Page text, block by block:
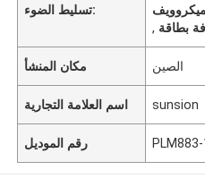
تسليط الضوء:
,
مكان المنشأ الصين
اسم العلامة التجارية sunsion
رقم الموديل PLM883-